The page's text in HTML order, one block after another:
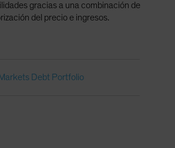
gracias a una combinación de
del precio e ingresos.
Debt Portfolio